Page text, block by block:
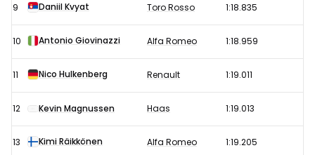
9 Daniil Kvyat Toro Rosso 1:18.835
10 Antonio Giovinazzi Alfa Romeo 1:18.959
11 Nico Hulkenberg Renault 1:19.011
12 Kevin Magnussen Haas 1:19.013
13 Kimi Räikkönen Alfa Romeo 1:19.205